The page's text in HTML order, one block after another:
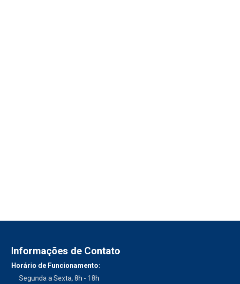
Informações de Contato
Horário de Funcionamento:
Segunda a Sexta, 8h - 18h